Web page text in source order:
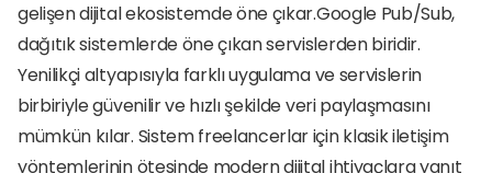
gelişen dijital ekosistemde öne çıkar.Google Pub/Sub,
dağıtık sistemlerde öne çıkan servislerden biridir.
Yenilikçi altyapısıyla farklı uygulama ve servislerin
birbiriyle güvenilir ve hızlı şekilde veri paylaşmasını
mümkün kılar. Sistem freelancerlar için klasik iletişim
yöntemlerinin ötesinde modern dijital ihtiyaçlara yanıt